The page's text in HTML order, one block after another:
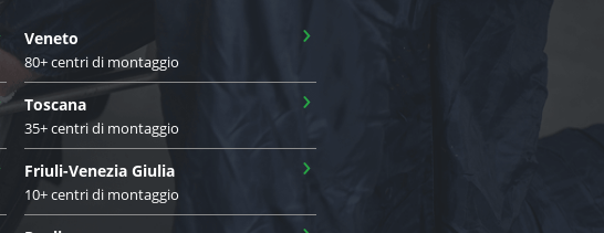
Veneto
80+ centri di montaggio
›
Toscana
35+ centri di montaggio
›
Friuli-Venezia Giulia
10+ centri di montaggio
›